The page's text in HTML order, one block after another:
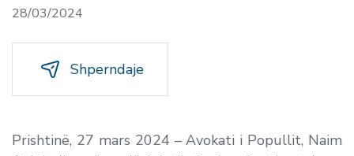
28/03/2024
Shperndaje
Prishtinë, 27 mars 2024 – Avokati i Popullit, Naim